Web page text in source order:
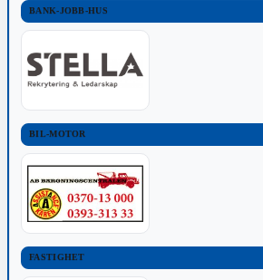
BANK-JOBB-HUS
BIL-MOTOR
FASTIGHET